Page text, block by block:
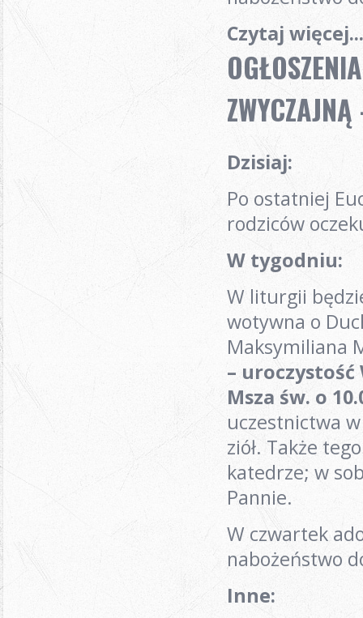
Czytaj więcej...
Dzisiaj:
Po ostatniej
rodziców
W tygodniu:
W liturgii
wotywna o
Maksymiliana
–
Msza św. o
uczestnictwa
ziół. Także
katedrze; w
Pannie.
W czwartek
nabożeństwo
Inne: